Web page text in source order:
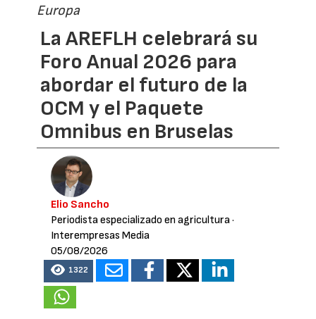
Europa
La AREFLH celebrará su
Foro Anual 2026 para
abordar el futuro de la
OCM y el Paquete
Omnibus en Bruselas
Elio Sancho
Periodista especializado en agricultura·
Interempresas Media
05/08/2026
1322